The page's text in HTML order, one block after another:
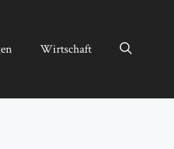
Wirtschaft